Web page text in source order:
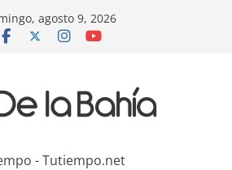
agosto 9, 2026
- Tutiempo.net